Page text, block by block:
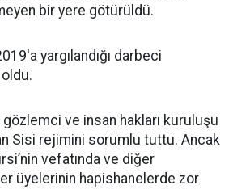
bir yere götürüldü.
yargılandığı darbeci
ve insan hakları kuruluşu
Sisi rejimini sorumlu tuttu. Ancak
vefatında ve diğer
üyelerinin hapishanelerde zor